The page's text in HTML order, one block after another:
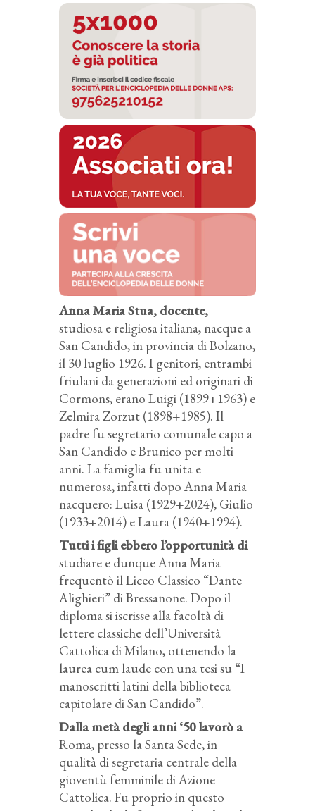
Anna Maria Stua, docente,
studiosa e religiosa italiana, nacque a
San Candido, in provincia di Bolzano,
il 30 luglio 1926. I genitori, entrambi
friulani da generazioni ed originari di
Cormons, erano Luigi (1899+1963) e
Zelmira Zorzut (1898+1985). Il
padre fu segretario comunale capo a
San Candido e Brunico per molti
anni. La famiglia fu unita e
numerosa, infatti dopo Anna Maria
nacquero: Luisa (1929+2024), Giulio
(1933+2014) e Laura (1940+1994).
Tutti i figli ebbero l’opportunità di
studiare e dunque Anna Maria
frequentò il Liceo Classico “Dante
Alighieri” di Bressanone. Dopo il
diploma si iscrisse alla facoltà di
lettere classiche dell’Università
Cattolica di Milano, ottenendo la
laurea cum laude con una tesi su “I
manoscritti latini della biblioteca
capitolare di San Candido”.
Dalla metà degli anni ‘50 lavorò a
Roma, presso la Santa Sede, in
qualità di segretaria centrale della
gioventù femminile di Azione
Cattolica. Fu proprio in questo